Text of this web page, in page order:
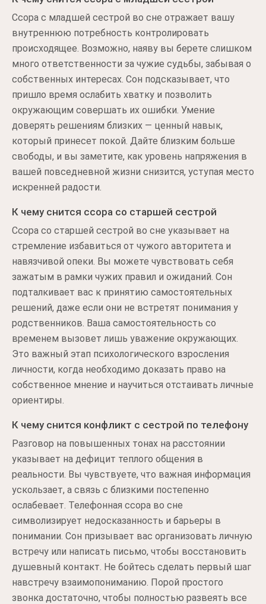
Ссора с младшей сестрой во сне отражает вашу
внутреннюю потребность контролировать
происходящее. Возможно, наяву вы берете слишком
много ответственности за чужие судьбы, забывая о
собственных интересах. Сон подсказывает, что
пришло время ослабить хватку и позволить
окружающим совершать их ошибки. Умение
доверять решениям близких — ценный навык,
который принесет покой. Дайте близким больше
свободы, и вы заметите, как уровень напряжения в
вашей повседневной жизни снизится, уступая место
искренней радости.
К чему снится ссора со старшей сестрой
Ссора со старшей сестрой во сне указывает на
стремление избавиться от чужого авторитета и
навязчивой опеки. Вы можете чувствовать себя
зажатым в рамки чужих правил и ожиданий. Сон
подталкивает вас к принятию самостоятельных
решений, даже если они не встретят понимания у
родственников. Ваша самостоятельность со
временем вызовет лишь уважение окружающих.
Это важный этап психологического взросления
личности, когда необходимо доказать право на
собственное мнение и научиться отстаивать личные
ориентиры.
К чему снится конфликт с сестрой по телефону
Разговор на повышенных тонах на расстоянии
указывает на дефицит теплого общения в
реальности. Вы чувствуете, что важная информация
ускользает, а связь с близкими постепенно
ослабевает. Телефонная ссора во сне
символизирует недосказанность и барьеры в
понимании. Сон призывает вас организовать личную
встречу или написать письмо, чтобы восстановить
душевный контакт. Не бойтесь сделать первый шаг
навстречу взаимопониманию. Порой простого
звонка достаточно, чтобы полностью развеять все